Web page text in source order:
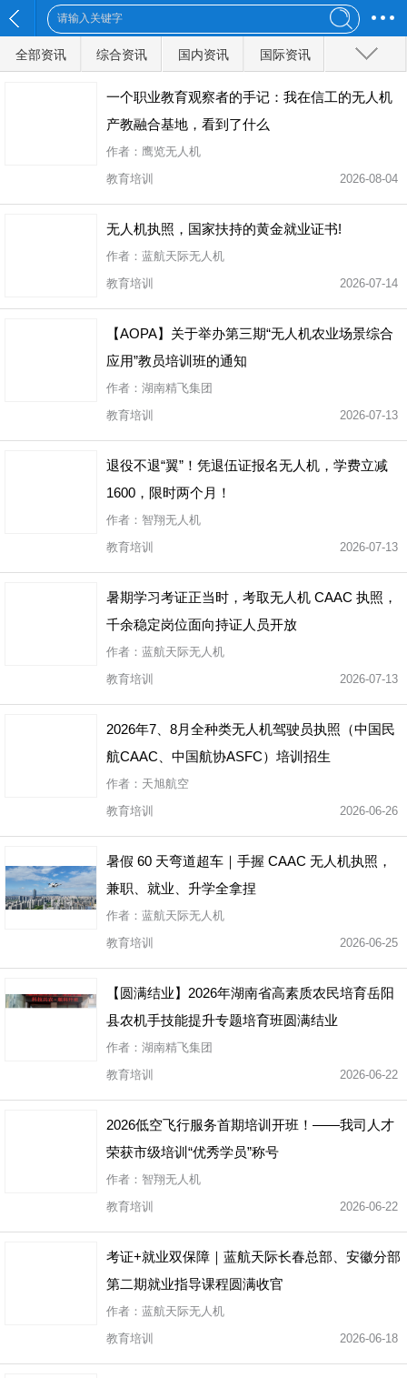
全部资讯 综合资讯 国内资讯 国际资讯
应用领域 科技探索 新品发布 企业动态
展会动态 UAV评测 市场分析
一个职业教育观察者的手记：我在信工的无人机
产教融合基地，看到了什么
作者：鹰览无人机
教育培训
2026-08-04
无人机执照，国家扶持的黄金就业证书!
作者：蓝航天际无人机
教育培训
2026-07-14
【AOPA】关于举办第三期“无人机农业场景综合
应用”教员培训班的通知
作者：湖南精飞集团
教育培训
2026-07-13
退役不退“翼”！凭退伍证报名无人机，学费立减
1600，限时两个月！
作者：智翔无人机
教育培训
2026-07-13
暑期学习考证正当时，考取无人机 CAAC 执照，
千余稳定岗位面向持证人员开放
作者：蓝航天际无人机
教育培训
2026-07-13
2026年7、8月全种类无人机驾驶员执照（中国民
航CAAC、中国航协ASFC）培训招生
作者：天旭航空
教育培训
2026-06-26
暑假 60 天弯道超车｜手握 CAAC 无人机执照，
兼职、就业、升学全拿捏
作者：蓝航天际无人机
教育培训
2026-06-25
【圆满结业】2026年湖南省高素质农民培育岳阳
县农机手技能提升专题培育班圆满结业
作者：湖南精飞集团
教育培训
2026-06-22
2026低空飞行服务首期培训开班！——我司人才
荣获市级培训“优秀学员”称号
作者：智翔无人机
教育培训
2026-06-22
考证+就业双保障｜蓝航天际长春总部、安徽分部
第二期就业指导课程圆满收官
作者：蓝航天际无人机
教育培训
2026-06-18